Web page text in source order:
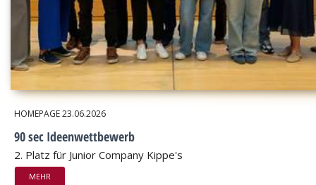
HOMEPAGE23.06.2026
90 sec Ideenwettbewerb
2. Platz für Junior Company Kippe's
MEHR